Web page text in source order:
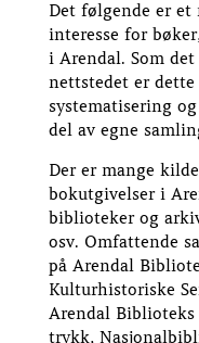
Det følgende er et
interesse for
i Arendal. Som
nettstedet er
systematisering
del av egne
Der er mange
bokutgivelser i
biblioteker og
osv. Omfattende
på Arendal
Kulturhistoriske
Arendal
trykk,